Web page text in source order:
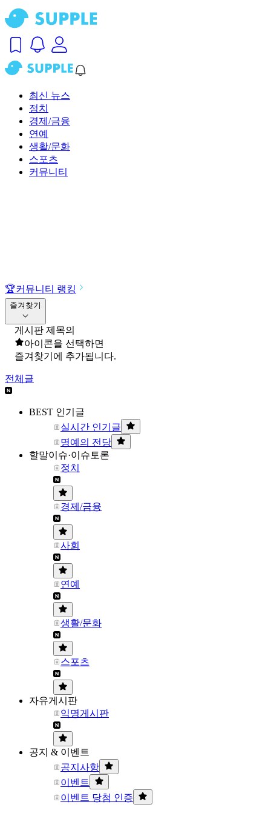
최신 뉴스
정치
경제/금융
연예
생활/문화
스포츠
커뮤니티
🏆커뮤니티 랭킹
즐겨찾기
게시판 제목의
아이콘을 선택하면
즐겨찾기에 추가됩니다.
전체글
BEST 인기글
실시간 인기글
명예의 전당
할말이슈·이슈토론
정치
경제/금융
사회
연예
생활/문화
스포츠
자유게시판
익명게시판
공지 & 이벤트
공지사항
이벤트
이벤트 당첨 인증